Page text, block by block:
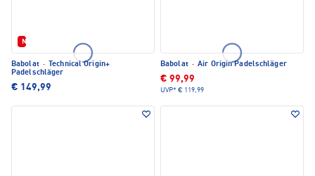
Neu
Babolat ·
Technical Origin+
Padelschläger
€ 149,99
Babolat · Air Origin Padelschläger
€ 99,99
UVP* € 119,99